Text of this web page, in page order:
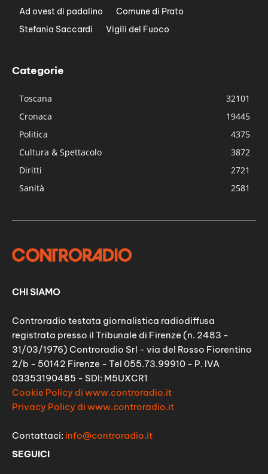
Ad ovest di padalino
Comune di Prato
Stefania Saccardi
Vigili del Fuoco
Categorie
Toscana
32101
Cronaca
19445
Politica
4375
Cultura & Spettacolo
3872
Diritti
2721
Sanità
2581
CHI SIAMO
Controradio testata giornalistica radiodiffusa
registrata presso il Tribunale di Firenze (n. 2483 -
31/03/1976) Controradio Srl - via del Rosso Fiorentino
2/b - 50142 Firenze - Tel 055.73.99910 - P. IVA
03353190485 - SDI: M5UXCR1
Cookie Policy di www.controradio.it
Privacy Policy di www.controradio.it
Contattaci: info@controradio.it
SEGUICI